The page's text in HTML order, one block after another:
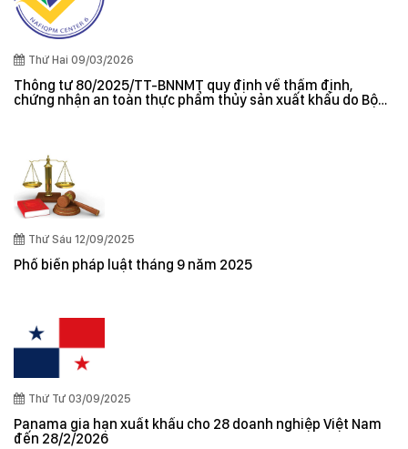
Thứ Hai 09/03/2026
Thông tư 80/2025/TT-BNNMT quy định về thẩm định,
chứng nhận an toàn thực phẩm thủy sản xuất khẩu do Bộ
Thứ Sáu 12/09/2025
Phổ biến pháp luật tháng 9 năm 2025
Thứ Tư 03/09/2025
Panama gia hạn xuất khẩu cho 28 doanh nghiệp Việt Nam
đến 28/2/2026